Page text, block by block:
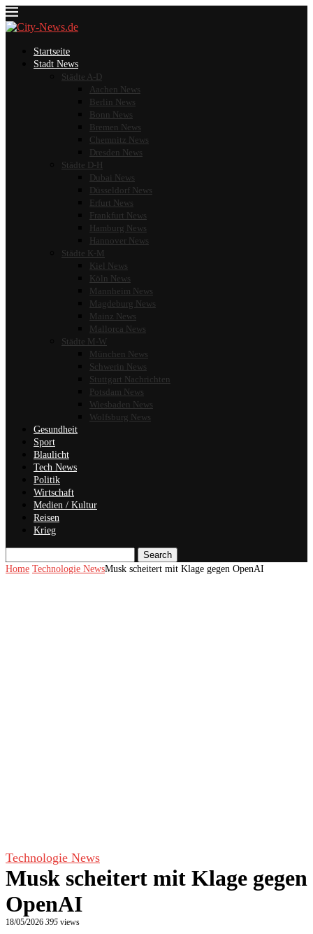
Startseite
Stadt News
Städte A-D
Aachen News
Berlin News
Bonn News
Bremen News
Chemnitz News
Dresden News
Städte D-H
Dubai News
Düsseldorf News
Erfurt News
Frankfurt News
Hamburg News
Hannover News
Städte K-M
Kiel News
Köln News
Mannheim News
Magdeburg News
Mainz News
Mallorca News
Städte M-W
München News
Schwerin News
Stuttgart Nachrichten
Potsdam News
Wiesbaden News
Wolfsburg News
Gesundheit
Sport
Blaulicht
Tech News
Politik
Wirtschaft
Medien / Kultur
Reisen
Krieg
Search
Home Technologie NewsMusk scheitert mit Klage gegen OpenAI
Technologie News
Musk scheitert mit Klage gegen
OpenAI
18/05/2026 395 views